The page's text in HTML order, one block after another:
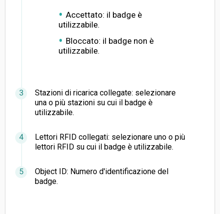
Accettato: il badge è
utilizzabile.
Bloccato: il badge non è
utilizzabile.
Stazioni di ricarica collegate: selezionare
una o più stazioni su cui il badge è
utilizzabile.
Lettori RFID collegati: selezionare uno o più
lettori RFID su cui il badge è utilizzabile.
Object ID: Numero d'identificazione del
badge.